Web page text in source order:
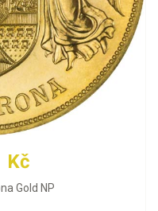
Kč
Gold NP